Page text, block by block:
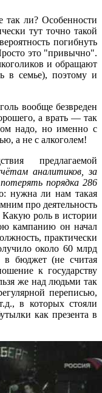
так ли? Особенности
тут точно такой
погибнуть
это "привычно".
и обращают
в семье), поэтому и
вообще безвреден
а врать — так
надо, но именно с
а не с алкоголем!
предлагаемой
аналитиков, за
порядка 286
нужна ли нам такая
про деятельность
Какую роль в истории
кампанию он начал
практически
около 60 млрд
в бюджет (не считая
к государству
же над людьми так
переписью,
в которых стояли
как презента в